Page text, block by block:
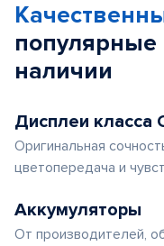
популярные
наличии
Дисплеи класса
Оригинальная
цветопередача и
Аккумуляторы
От производителей,